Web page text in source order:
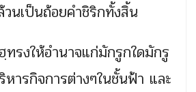
นเป็นถ้อยคำชิริกทั้งสิ้น
ทรงให้อำนาจแก่มักรูกใดมักรู
ารกิจการต่างๆในชั้นฟ้า และ